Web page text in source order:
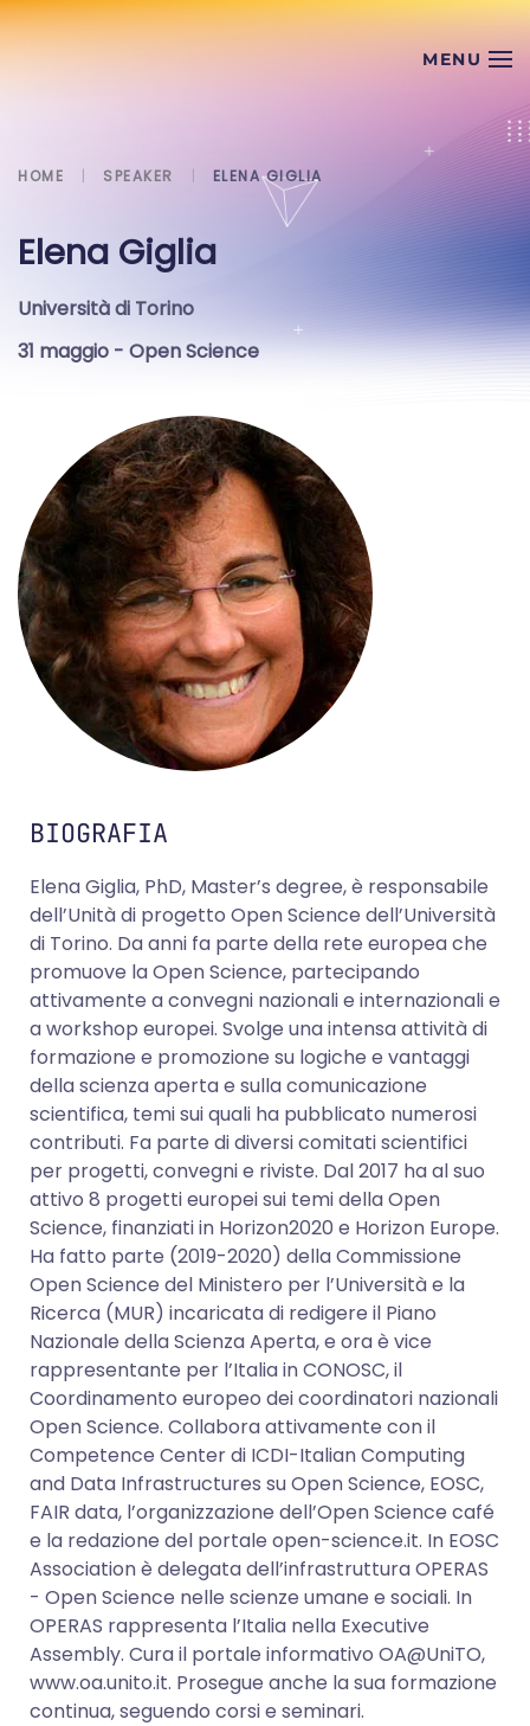
HOME SPEAKER ELENA GIGLIA
Elena Giglia
Università di Torino
31 maggio - Open Science
BIOGRAFIA
Elena Giglia, PhD, Master’s degree, è responsabile
dell’Unità di progetto Open Science dell’Università
di Torino. Da anni fa parte della rete europea che
promuove la Open Science, partecipando
attivamente a convegni nazionali e internazionali e
a workshop europei. Svolge una intensa attività di
formazione e promozione su logiche e vantaggi
della scienza aperta e sulla comunicazione
scientifica, temi sui quali ha pubblicato numerosi
contributi. Fa parte di diversi comitati scientifici
per progetti, convegni e riviste. Dal 2017 ha al suo
attivo 8 progetti europei sui temi della Open
Science, finanziati in Horizon2020 e Horizon Europe.
Ha fatto parte (2019-2020) della Commissione
Open Science del Ministero per l’Università e la
Ricerca (MUR) incaricata di redigere il Piano
Nazionale della Scienza Aperta, e ora è vice
rappresentante per l’Italia in CONOSC, il
Coordinamento europeo dei coordinatori nazionali
Open Science. Collabora attivamente con il
Competence Center di ICDI-Italian Computing
and Data Infrastructures su Open Science, EOSC,
FAIR data, l’organizzazione dell’Open Science café
e la redazione del portale open-science.it. In EOSC
Association è delegata dell’infrastruttura OPERAS
- Open Science nelle scienze umane e sociali. In
OPERAS rappresenta l’Italia nella Executive
Assembly. Cura il portale informativo OA@UniTO,
www.oa.unito.it. Prosegue anche la sua formazione
continua, seguendo corsi e seminari.